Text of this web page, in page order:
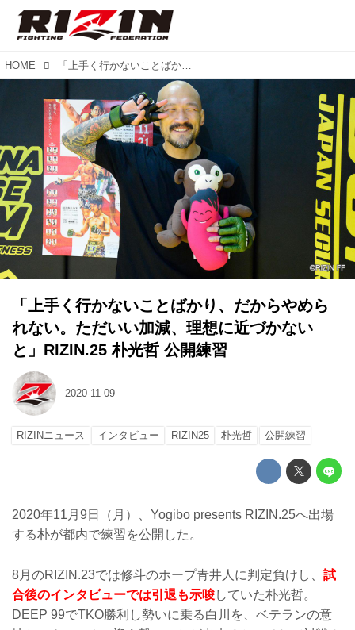
HOME 「上手く行かないことばかり、だからやめられない。ただいい加減、理想に近づかないと」RIZIN.25 朴光哲 公開練習
「上手く行かないことばかり、だからやめら
れない。ただいい加減、理想に近づかない
と」RIZIN.25 朴光哲 公開練習
2020-11-09
RIZINニュース インタビュー RIZIN25 朴光哲 公開練習
2020年11月9日（月）、Yogibo presents RIZIN.25へ出場
する朴が都内で練習を公開した。
8月のRIZIN.23では修斗のホープ青井人に判定負けし、 試
合後のインタビューでは引退も示唆していた朴光哲。
DEEP 99でTKO勝利し勢いに乗る白川を、ベテランの意